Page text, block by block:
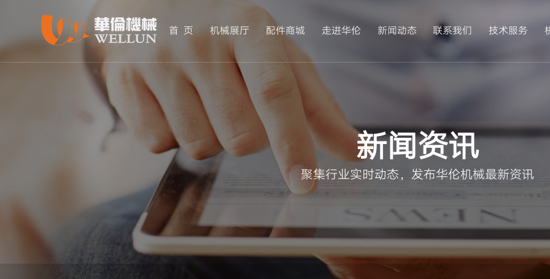
首 页 机械展厅 配件商城 走进华伦 新闻动态 联系我们 技术服务
新闻资讯
聚集行业实时动态，发布华伦机械最新资讯